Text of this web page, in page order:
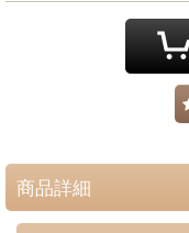
商品詳細